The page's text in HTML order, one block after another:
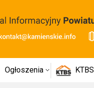
Ogłoszenia KTBS